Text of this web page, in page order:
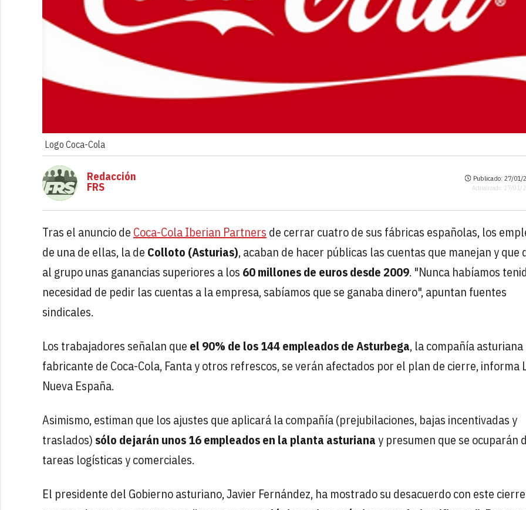
Logo Coca-Cola
Redacción
FRS
Publicado: 27/01/
Actualizado: 27/01/
Tras el anuncio de Coca-Cola Iberian Partners de cerrar cuatro de sus fábricas españolas, los
de una de ellas, la de Colloto (Asturias), acaban de hacer públicas las cuentas que manejan y que
al grupo unas ganancias superiores a los 60 millones de euros desde 2009. "Nunca habíamos
necesidad de pedir las cuentas a la empresa, sabíamos que se ganaba dinero", apuntan fuentes
sindicales.
Los trabajadores señalan que el 90% de los 144 empleados de Asturbega, la compañía asturiana
fabricante de Coca-Cola, Fanta y otros refrescos, se verán afectados por el plan de cierre, informa
Nueva España.
Asimismo, estiman que los ajustes que aplicará la compañía (prejubilaciones, bajas incentivadas y
traslados) sólo dejarán unos 16 empleados en la planta asturianay presumen que se ocuparán
tareas logísticas y comerciales.
El presidente del Gobierno asturiano, Javier Fernández, ha mostrado su desacuerdo con este